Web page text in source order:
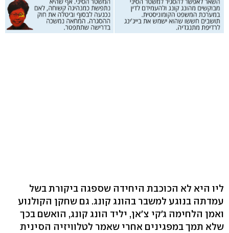
ליו היא לא הכוכבת היחידה שספגה ביקורת בשל
עמדתה בנוגע למשבר בהונג קונג. גם שחקן הקולנוע
ואמן הלחימה ג'קי צ'אן, יליד הונג קונג, הואשם בכך
שלא תמך במפגינים אחרי שאמר לטלוויזיה הסינית